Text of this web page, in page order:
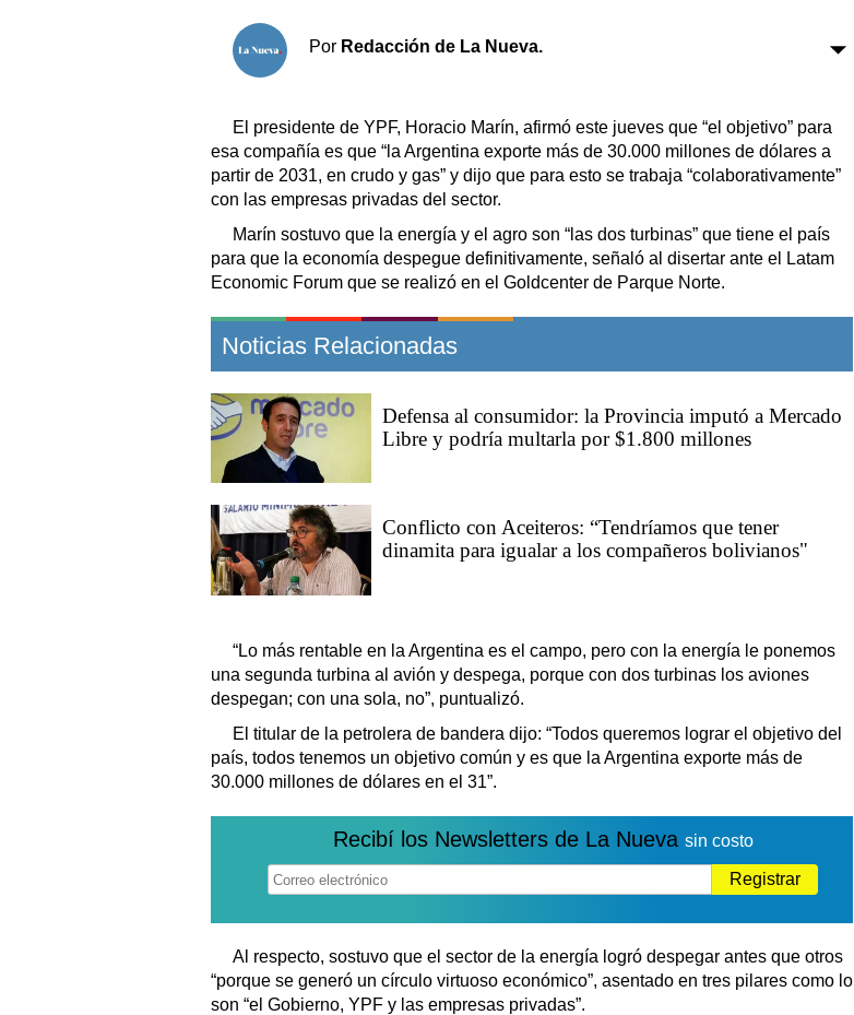
Suplementos
Servicios
Farmacias
Loterías
Datos Útiles
Fúnebres
Edictos
Teléfonos de urgencia
Por Redacción de La Nueva.
El presidente de YPF, Horacio Marín, afirmó este jueves que “el objetivo” para
esa compañía es que “la Argentina exporte más de 30.000 millones de dólares a
partir de 2031, en crudo y gas” y dijo que para esto se trabaja “colaborativamente”
con las empresas privadas del sector.
Marín sostuvo que la energía y el agro son “las dos turbinas” que tiene el país
para que la economía despegue definitivamente, señaló al disertar ante el Latam
Economic Forum que se realizó en el Goldcenter de Parque Norte.
Noticias Relacionadas
Defensa al consumidor: la Provincia imputó a Mercado
Libre y podría multarla por $1.800 millones
Conflicto con Aceiteros: “Tendríamos que tener
dinamita para igualar a los compañeros bolivianos"
“Lo más rentable en la Argentina es el campo, pero con la energía le ponemos
una segunda turbina al avión y despega, porque con dos turbinas los aviones
despegan; con una sola, no”, puntualizó.
El titular de la petrolera de bandera dijo: “Todos queremos lograr el objetivo del
país, todos tenemos un objetivo común y es que la Argentina exporte más de
30.000 millones de dólares en el 31”.
Recibí los Newsletters de La Nueva sin costo
Registrar
Al respecto, sostuvo que el sector de la energía logró despegar antes que otros
“porque se generó un círculo virtuoso económico”, asentado en tres pilares como lo
son “el Gobierno, YPF y las empresas privadas”.